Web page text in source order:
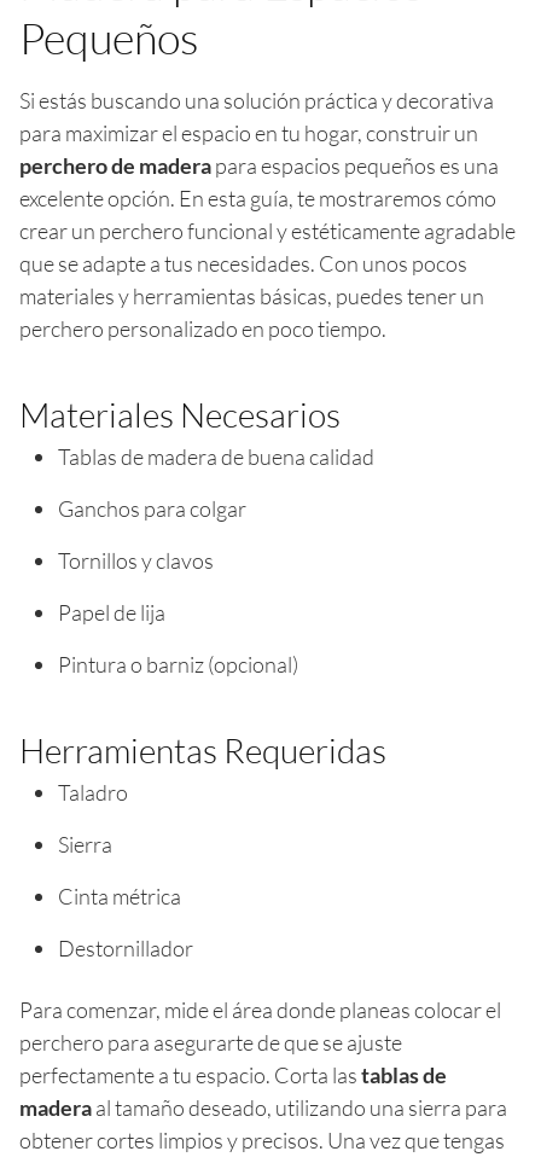
Pequeños
Si estás buscando una solución práctica y decorativa
para maximizar el espacio en tu hogar, construir un
perchero de maderapara espacios pequeños es una
excelente opción. En esta guía, te mostraremos cómo
crear un perchero funcional y estéticamente agradable
que se adapte a tus necesidades. Con unos pocos
materiales y herramientas básicas, puedes tener un
perchero personalizado en poco tiempo.
Materiales Necesarios
Tablas de madera de buena calidad
Ganchos para colgar
Tornillos y clavos
Papel de lija
Pintura o barniz (opcional)
Herramientas Requeridas
Taladro
Sierra
Cinta métrica
Destornillador
Para comenzar, mide el área donde planeas colocar el
perchero para asegurarte de que se ajuste
perfectamente a tu espacio. Corta lastablas de
maderaal tamaño deseado, utilizando una sierra para
obtener cortes limpios y precisos. Una vez que tengas